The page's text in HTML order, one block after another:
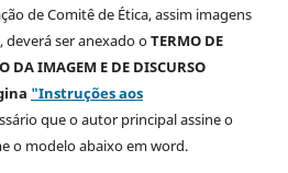
de Comitê de Ética, assim imagens
deverá ser anexado oTERMO DE
DA IMAGEM E DE DISCURSO
"Instruções aos
que o autor principal assine o
o modelo abaixo em word.